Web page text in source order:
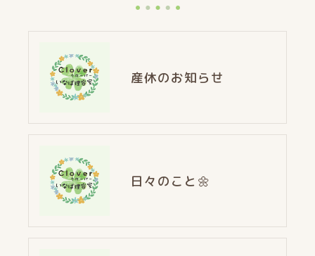
産休のお知らせ
日々のこと🌼